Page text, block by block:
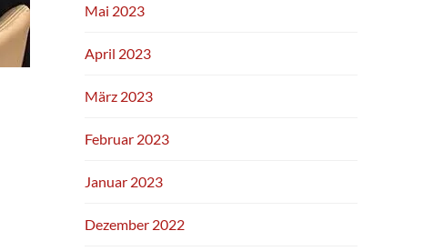
Mai 2023
April 2023
März 2023
Februar 2023
Januar 2023
Dezember 2022